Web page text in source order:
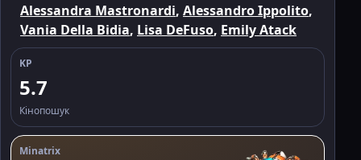
Alessandra Mastronardi, Alessandro Ippolito,
Vania Della Bidia, Lisa DeFuso, Emily Atack
KP
5.7
Кінопошук
Minatrix